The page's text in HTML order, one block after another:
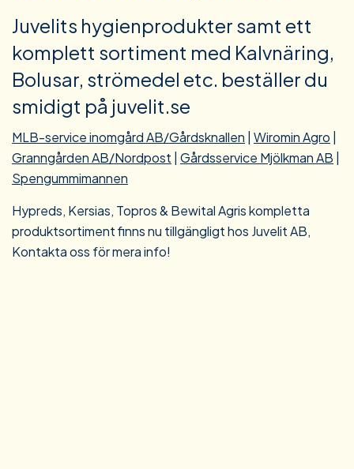
Juvelits hygienprodukter samt ett
komplett sortiment med Kalvnäring,
Bolusar, strömedel etc. beställer du
smidigt på juvelit.se
MLB-service inomgård AB/Gårdsknallen | Wiromin Agro |
Granngården AB/Nordpost | Gårdsservice Mjölkman AB |
Spengummimannen
Hypreds, Kersias, Topros & Bewital Agris kompletta
produktsortiment finns nu tillgängligt hos Juvelit AB,
Kontakta oss för mera info!